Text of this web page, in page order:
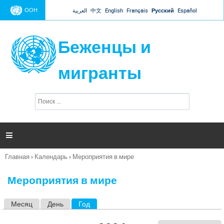
Jump to navigation
ООН العربية 中文 English Français Русский Español
Беженцы и
мигранты
п
и

Вы
Главная › Календарь › Мероприятия в мире
Мероприятия в мире
Месяц День Год